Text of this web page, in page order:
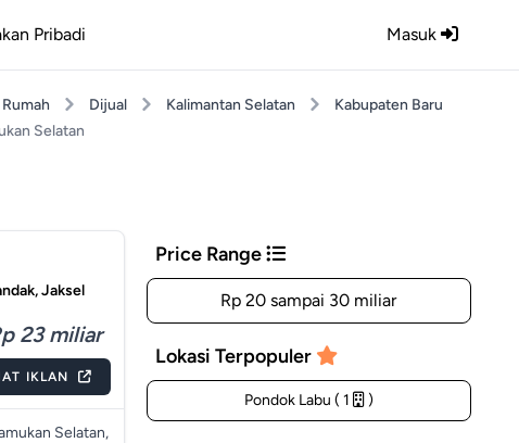
Masuk
Pribadi
Rumah Dijual Kalimantan Selatan
Kabupaten Baru
Selatan
Jaksel
23 miliar
IKLAN
Selatan,
Price Range
Rp 20 sampai 30 miliar
Lokasi Terpopuler
Pondok Labu ( 1 )